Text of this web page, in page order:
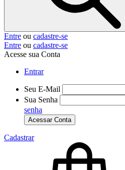
Entre ou cadastre-se
Entre ou cadastre-se
Acesse sua Conta
Entrar
Seu E-Mail
Sua Senha
senha
Acessar Conta
Cadastrar